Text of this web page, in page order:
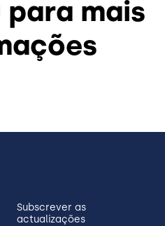
para mais
Subscrever as
actualizações